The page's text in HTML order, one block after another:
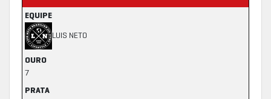
EQUIPE
LUIS NETO
OURO
7
PRATA